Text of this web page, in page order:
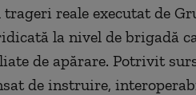
reale executat de
la nivel de brigadă
de apărare. Potrivit
de instruire,